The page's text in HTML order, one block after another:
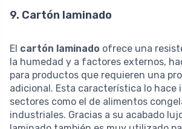
9. Cartón laminado
El cartón laminado ofrece una
la humedad y a factores externos,
para productos que requieren una
adicional. Esta característica lo hace
sectores como el de alimentos
industriales. Gracias a su acabado